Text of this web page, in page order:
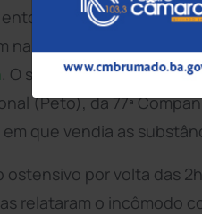
em uma
na madrugada deste
. O suspeito foi flagrado
(Peto), da 77ª
que vendia as
ostensivo por volta das
relataram o incômodo